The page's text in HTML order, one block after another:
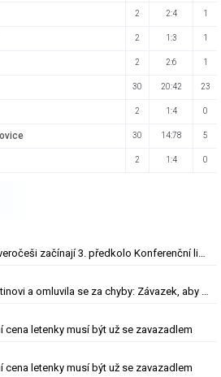
2 2:4 1
2 1:3 1
2 2:6 1
30 20:42 23
2 1:4 0
30 14:78 5
2 1:4 0
ONLINE: Jablonec - RFS. Severočeši začínají 3. předkolo Konferenční ligy na domácím hřišti
FIFA vyjádřila podporu Infantinovi a omluvila se za chyby: Závazek, aby se již neopakovaly
cena letenky musí být už se zavazadlem
cena letenky musí být už se zavazadlem